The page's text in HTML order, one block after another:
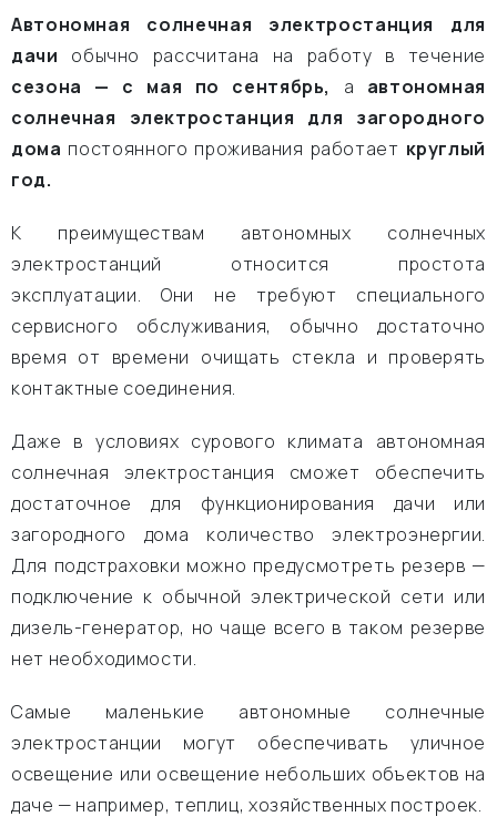
Автономная солнечная электростанция для
дачи обычно рассчитана на работу в течение
сезона — с мая по сентябрь,
а автономная
солнечная электростанция для загородного
дома постоянного проживания работает круглый
год.
К преимуществам автономных солнечных
электростанций относится простота
эксплуатации. Они не требуют специального
сервисного обслуживания, обычно достаточно
время от времени очищать стекла и проверять
контактные соединения.
Даже в условиях сурового климата автономная
солнечная электростанция сможет обеспечить
достаточное для функционирования дачи или
загородного дома количество электроэнергии.
Для подстраховки можно предусмотреть резерв —
подключение к обычной электрической сети или
дизель-генератор, но чаще всего в таком резерве
нет необходимости.
Самые маленькие автономные солнечные
электростанции могут обеспечивать уличное
освещение или освещение небольших объектов на
даче — например, теплиц, хозяйственных построек.